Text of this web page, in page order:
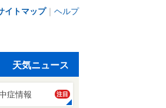
イトマップ｜ ヘルプ
天気ニュース
症情報 注目